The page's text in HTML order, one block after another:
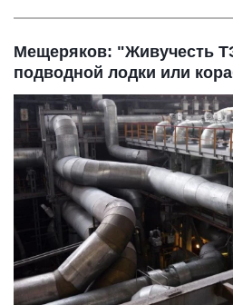
Мещеряков: "Живучесть
подводной лодки или